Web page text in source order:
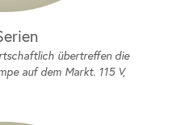
übertreffen die
auf dem Markt. 115 V,